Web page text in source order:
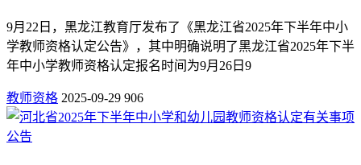
9月22日，黑龙江教育厅发布了《黑龙江省2025年下半年中小
学教师资格认定公告》，其中明确说明了黑龙江省2025年下半
年中小学教师资格认定报名时间为9月26日9
教师资格 2025-09-29 906